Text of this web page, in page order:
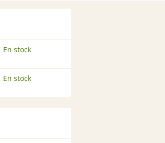
En stock
En stock